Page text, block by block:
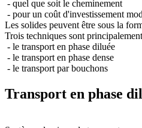
- quel que soit le cheminement
- pour un coût d'investissement
Les solides peuvent être sous la
Trois techniques sont
- le transport en phase diluée
- le transport en phase dense
- le transport par bouchons
Transport en phase